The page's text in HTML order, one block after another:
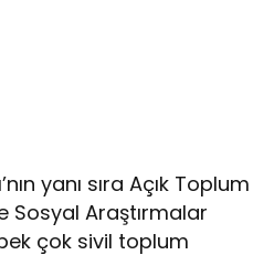
yanı sıra Açık Toplum
Sosyal Araştırmalar
çok sivil toplum